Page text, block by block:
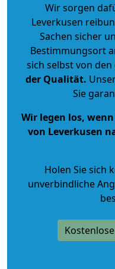
Wir sorgen
Leverkusen
Sachen sicher
Bestimmungsort
sich selbst von den
der Qualität.
Sie
Wir legen los,
von Leverkusen
Holen Sie sich
unverbindliche